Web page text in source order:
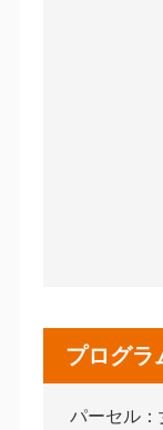
プログラ
パーセル：